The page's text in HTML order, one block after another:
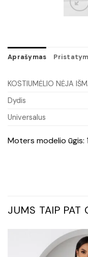
Aprašymas
KOSTIUMĖLIO NĖJA
Dydis
Universalus
Moters modelio ūgis:
JUMS TAIP PAT